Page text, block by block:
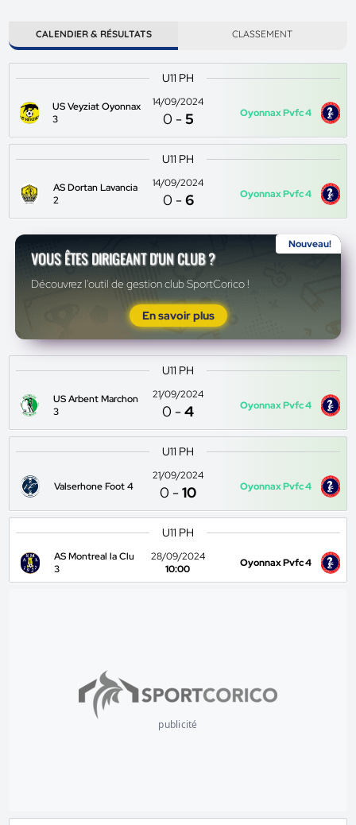
CALENDIER & RÉSULTATS CLASSEMENT
U11 PH
US Veyziat Oyonnax
3
14/09/2024
0 -5 Oyonnax Pvfc 4
U11 PH
AS Dortan Lavancia
2
14/09/2024
0 -6 Oyonnax Pvfc 4
Nouveau!
VOUS ÊTES DIRIGEANT D'UN CLUB ?
Découvrez l'outil de gestion club SportCorico !
En savoir plus
U11 PH
US Arbent Marchon
3
21/09/2024
0 -4 Oyonnax Pvfc 4
U11 PH
Valserhone Foot 4
21/09/2024
0 -10 Oyonnax Pvfc 4
U11 PH
AS Montreal la Clu
3
28/09/2024
10:00
Oyonnax Pvfc 4
publicité